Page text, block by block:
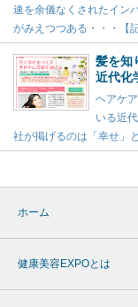
速を余儀なくされたイン
がみえつつある・・・【
髪を知
近代化
ヘアケ
いる近
社が掲げるのは「幸せ」
ホーム
健康美容EXPOとは